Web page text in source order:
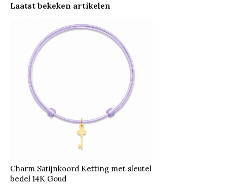
Laatst bekeken artikelen
Charm Satijnkoord Ketting met sleutel
bedel 14K Goud